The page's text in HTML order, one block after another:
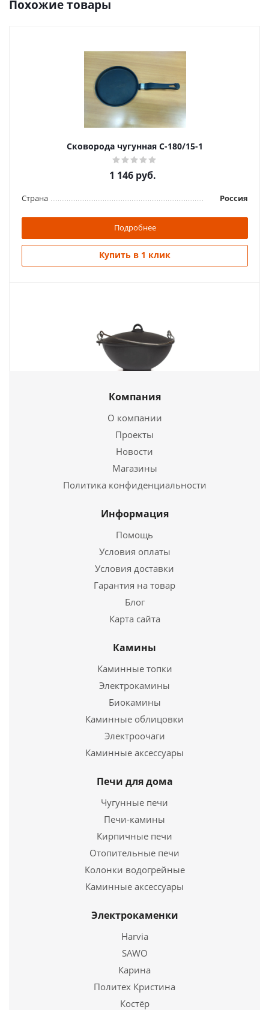
Похожие товары
Сковорода чугунная С-180/15-1
1 146 руб.
Страна Россия
Подробнее
Купить в 1 клик
Чаша азиатская 8,0-К-Д
7 028руб.
Подробнее
Купить в 1 клик
5 898руб.
Подробнее
Сковорода чугунная 220/25
1 690руб.
Подробнее
Компания
О компании
Проекты
Новости
Магазины
Политика конфиденциальности
Информация
Помощь
Условия оплаты
Условия доставки
Гарантия на товар
Блог
Карта сайта
Камины
Каминные топки
Электрокамины
Биокамины
Каминные облицовки
Электроочаги
Каминные аксессуары
Печи для дома
Чугунные печи
Печи-камины
Кирпичные печи
Отопительные печи
Колонки водогрейные
Каминные аксессуары
Электрокаменки
Harvia
SAWO
Карина
Политех Кристина
Костёр